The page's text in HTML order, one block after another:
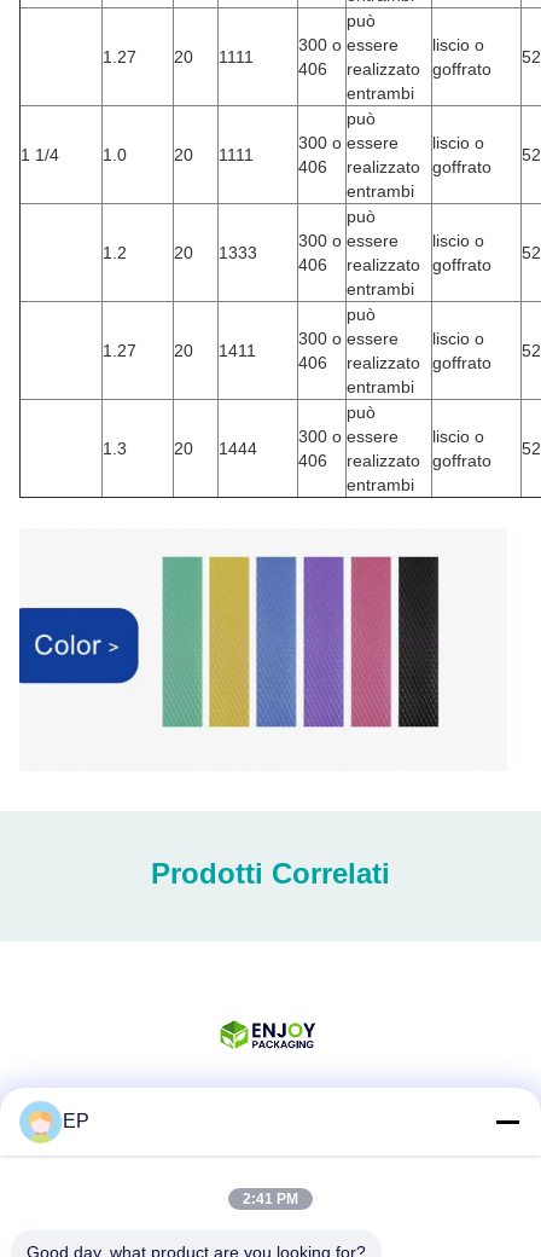
1.27 20 1111
300 o
406
può
essere
realizzato
entrambi
liscio o
goffrato
52
1 1/4 1.0 20 1111
300 o
406
può
essere
realizzato
entrambi
liscio o
goffrato
52
1.2 20 1333
300 o
406
può
essere
realizzato
entrambi
liscio o
goffrato
52
1.27 20 1411
300 o
406
può
essere
realizzato
entrambi
liscio o
goffrato
52
1.3 20 1444
300 o
406
può
essere
realizzato
entrambi
liscio o
goffrato
52
Prodotti Correlati
Contatto rapido
EP
2:41 PM
Good day, what product are you looking for?